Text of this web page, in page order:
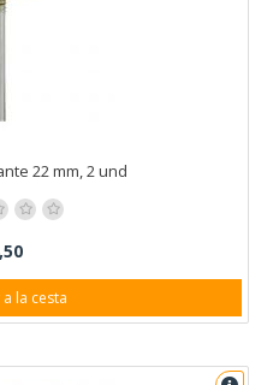
22 mm, 2 und
la cesta